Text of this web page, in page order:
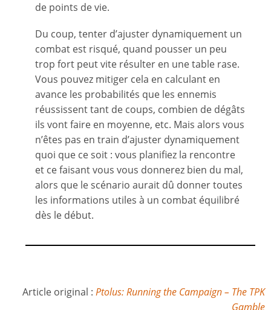
de points de vie.
Du coup, tenter d’ajuster dynamiquement un
combat est risqué, quand pousser un peu
trop fort peut vite résulter en une table rase.
Vous pouvez mitiger cela en calculant en
avance les probabilités que les ennemis
réussissent tant de coups, combien de dégâts
ils vont faire en moyenne, etc. Mais alors vous
n’êtes pas en train d’ajuster dynamiquement
quoi que ce soit : vous planifiez la rencontre
et ce faisant vous vous donnerez bien du mal,
alors que le scénario aurait dû donner toutes
les informations utiles à un combat équilibré
dès le début.
Article original : Ptolus: Running the Campaign – The TPK
Gamble